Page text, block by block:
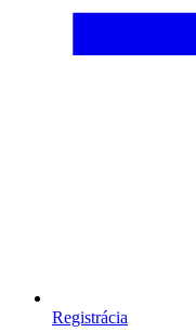
Registrácia